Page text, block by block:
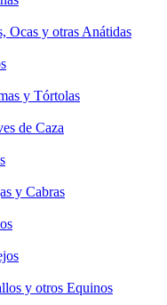
Ocas y otras Anátidas
y Tórtolas
de Caza
y Cabras
y otros Equinos